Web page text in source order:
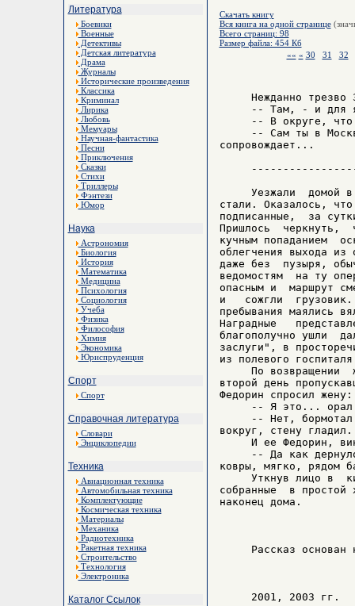
Литература
Боевики
Военные
Детективы
Детская литература
Драма
Журналы
Исторические произведения
Классика
Криминал
Лирика
Любовь
Мемуары
Научная-фантастика
Песни
Приключения
Сказки
Стихи
Триллеры
Фэнтези
Юмор
Наука
Астрономия
Биология
История
Математика
Медицина
Психология
Социология
Учеба
Физика
Философия
Химия
Экономика
Юриспруденция
Спорт
Спорт
Справочная литература
Словари
Энциклопедии
Техника
Авиационная техника
Автомобильная техника
Комплектующие
Космическая техника
Материалы
Механика
Радиотехника
Ракетная техника
Строительство
Технология
Электроника
Каталог Ссылок
Скачать книгу
Вся книга на одной странице
Всего страниц: 98
Размер файла: 454 Кб
«« « 30 31 32
Нежданно трезво
-- Там, - и для
-- В округе,
-- Сам ты в
сопровождает...
Уезжали  домой
стали. Оказалось,
подписанные,  за
Пришлось  черкнуть,
кучным попаданием
облегчения выхода из
даже без  пузыря,
ведомостям  на ту
опасным и  маршрут
и   сожгли
пребывания маялись
Наградные
благополучно ушли
заслуги", в
из полевого
По возвращении
второй день
Федорин спросил жену:
-- Я это...
-- Нет,
вокруг, стену гладил.
И ее Федорин,
-- Да как
ковры, мягко, рядом
Уткнув лицо в
собранные  в
наконец дома.
Рассказ основан
     2001, 2003 гг.